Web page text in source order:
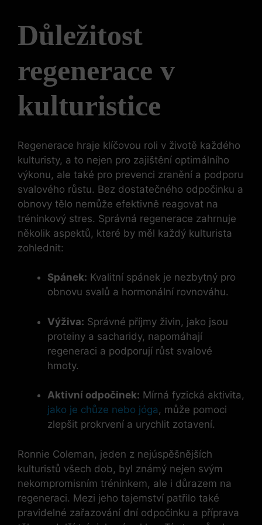
Důležitost
regenerace v
kulturistice
Regenerace hraje klíčovou roli v životě každého
kulturisty, a to nejen pro zajištění optimálního
výkonu, ale také pro prevenci zranění a podporu
svalového růstu. Bez dostatečného odpočinku a
obnovy tělo nemůže efektivně reagovat na
tréninkový stres. Správná regenerace zahrnuje
několik aspektů, které by měl každý kulturista
zohlednit:
Spánek: Kvalitní spánek je nezbytný pro
obnovu svalů a hormonální rovnováhu.
Výživa: Správné příjmy živin, jako jsou
proteiny a sacharidy, napomáhají
regeneraci a podporují růst svalové
hmoty.
Aktivní odpočinek: Mírná fyzická aktivita,
jako je chůze nebo jóga , může pomoci
zlepšit prokrvení a urychlit zotavení.
Ronnie Coleman, jeden z nejúspěšnějších
kulturistů všech dob, byl známý nejen svým
nekompromisním tréninkem, ale i důrazem na
regeneraci. Mezi jeho tajemství patřilo také
pravidelné zařazování dní odpočinku a příprava